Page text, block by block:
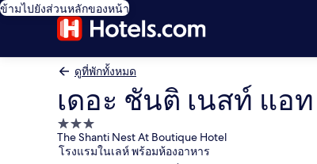
ข้ามไปยังส่วนหลักของหน้า
ดูที่พักทั้งหมด
เดอะ ชันติ เนสท์ แอ
ที่พัก
3.0
The Shanti Nest At Boutique Hotel
โรงแรมในเลห์ พร้อมห้องอาหาร